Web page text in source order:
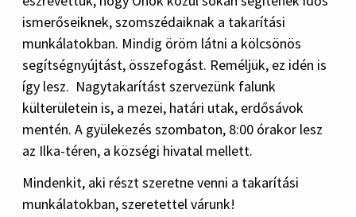
ismerőseiknek, szomszédaiknak a takarítási
munkálatokban. Mindig öröm látni a kölcsönös
segítségnyújtást, összefogást. Reméljük, ez idén is
így lesz. Nagytakarítást szervezünk falunk
külterületein is, a mezei, határi utak, erdősávok
mentén. A gyülekezés szombaton, 8:00 órakor lesz
az Ilka-téren, a községi hivatal mellett.
Mindenkit, aki részt szeretne venni a takarítási
munkálatokban, szeretettel várunk!